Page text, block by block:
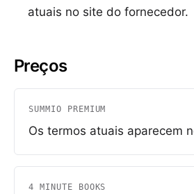
atuais no site do fornecedor.
Preços
SUMMIO PREMIUM
Os termos atuais aparecem
4 MINUTE BOOKS